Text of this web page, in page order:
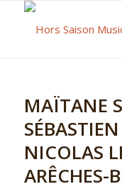
MAÏTANE
NICOLAS
ARÊCHES-